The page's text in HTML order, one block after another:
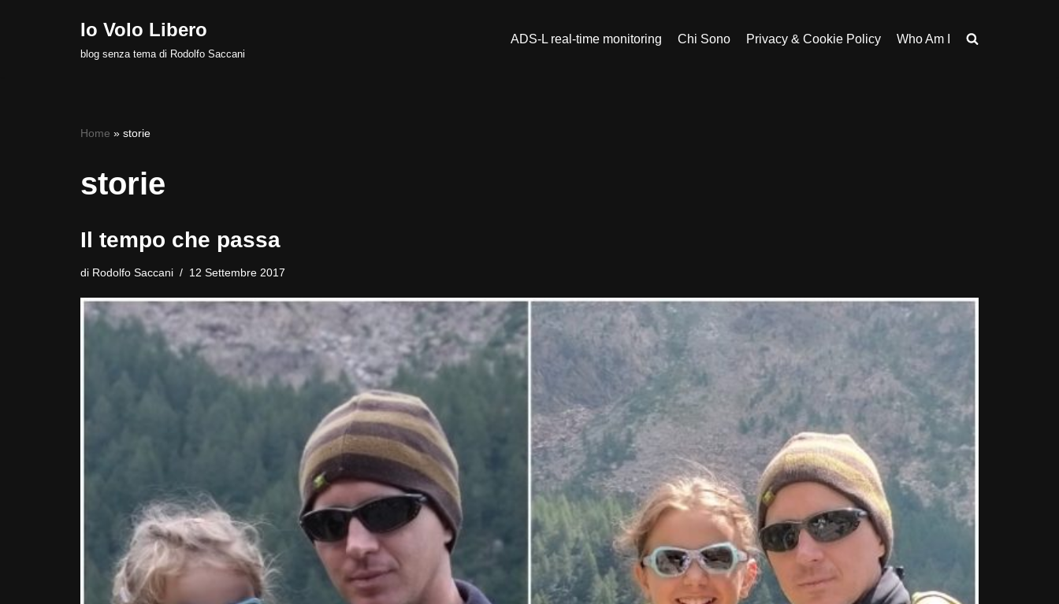
Io Volo Libero
blog senza tema di Rodolfo Saccani
ADS-L real-time monitoring Chi Sono Privacy & Cookie Policy Who Am I
Home » storie
storie
Il tempo che passa
di Rodolfo Saccani 12 Settembre 2017